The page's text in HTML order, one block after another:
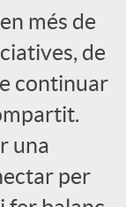
més de
de
continuar
una
per